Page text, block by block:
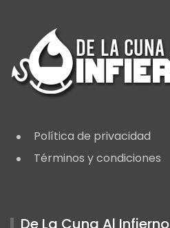
Política de privacidad
Términos y condiciones